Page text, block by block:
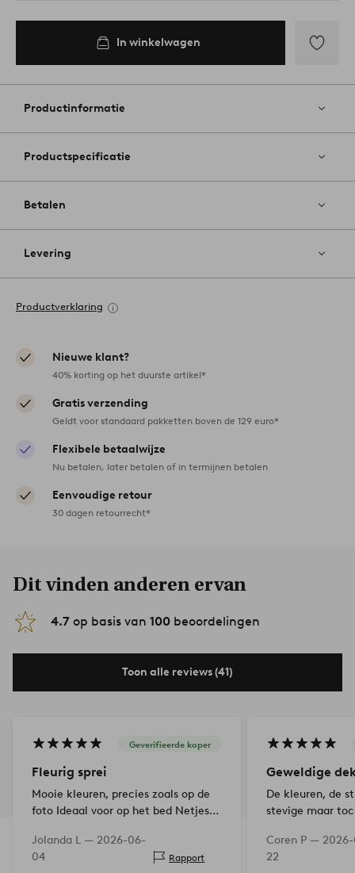
In winkelwagen
aan
Productinformatie
Productspecificatie
Betalen
Levering
Productverklaring
Nieuwe klant?
40% korting op het duurste artikel*
Gratis verzending
Geldt voor standaard pakketten boven de 129 euro*
Flexibele betaalwijze
Nu betalen, later betalen of in termijnen betalen
Eenvoudige retour
30 dagen retourrecht*
Dit vinden anderen ervan
4.7 op basis van 100 beoordelingen
Toon alle reviews (41)
Geverifieerde koper
Fleurig sprei
Mooie kleuren, precies zoals op de
foto Ideaal voor op het bed Netjes
Jolanda L — 2026-06-
04
Rapport
Geweldige
De kleuren, de
stevige maar
Coren P —
22